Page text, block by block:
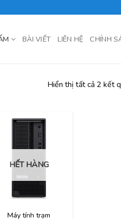
BÀI VIẾT LIÊN HỆ CHÍNH
Hiển thị tất cả 2 kết
HẾT HÀNG
Máy tính trạm